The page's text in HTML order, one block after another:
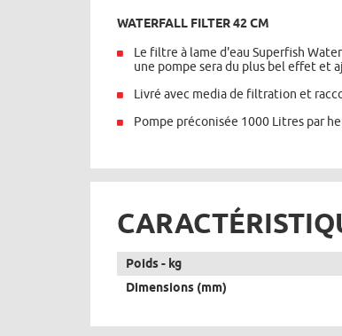
WATERFALL FILTER 42 CM
Le filtre à lame d'eau Superfish
une pompe sera du plus bel effet et
Livré avec media de filtration et
Pompe préconisée 1000 Litres par
Poids - kg
Dimensions (mm)